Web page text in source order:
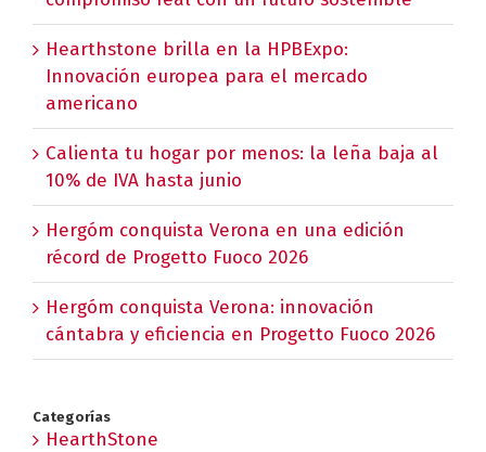
Hearthstone brilla en la HPBExpo:
Innovación europea para el mercado
americano
Calienta tu hogar por menos: la leña baja al
10% de IVA hasta junio
Hergóm conquista Verona en una edición
récord de Progetto Fuoco 2026
Hergóm conquista Verona: innovación
cántabra y eficiencia en Progetto Fuoco 2026
Categorías
HearthStone